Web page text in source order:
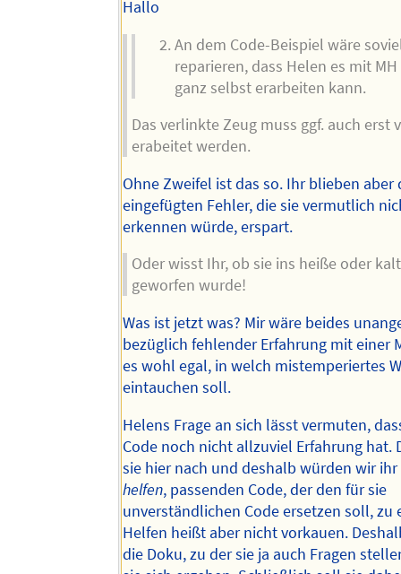
Hallo
An dem Code-Beispiel wäre
reparieren, dass Helen es mit
ganz selbst erarbeiten kann.
Das verlinkte Zeug muss ggf. auch erst
erabeitet werden.
Ohne Zweifel ist das so. Ihr blieben aber
eingefügten Fehler, die sie vermutlich
erkennen würde, erspart.
Oder wisst Ihr, ob sie ins heiße oder
geworfen wurde!
Was ist jetzt was? Mir wäre beides
bezüglich fehlender Erfahrung mit einer
es wohl egal, in welch mistemperiertes
eintauchen soll.
Helens Frage an sich lässt vermuten,
Code noch nicht allzuviel Erfahrung hat.
sie hier nach und deshalb würden wir
helfen, passenden Code, der den für sie
unverständlichen Code ersetzen soll, zu
Helfen heißt aber nicht vorkauen.
die Doku, zu der sie ja auch Fragen